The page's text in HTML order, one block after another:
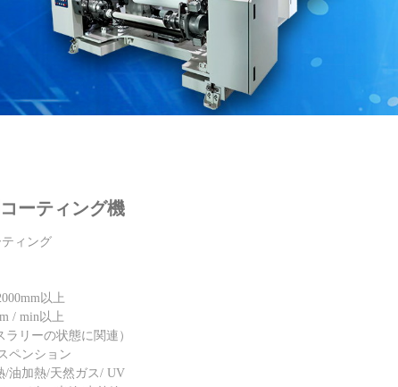
ング機
ーティング機
ティング
以上
/ min以上
ラリーの状態に関連）
ペンション
/油加熱/天然ガス/ UV